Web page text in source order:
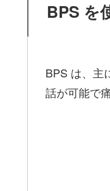
BPS を
BPS は、主
話が可能で